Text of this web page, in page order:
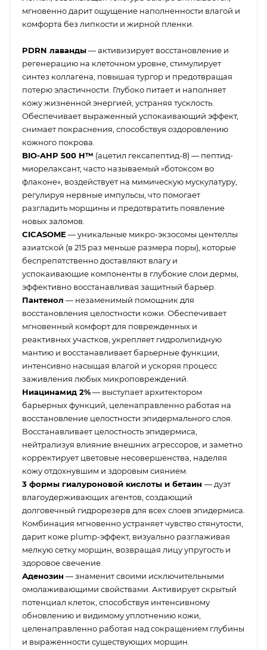
мгновенно дарит ощущение наполненности влагой и
комфорта без липкости и жирной пленки.
PDRN лаванды— активизирует восстановление и
регенерацию на клеточном уровне, стимулирует
синтез коллагена, повышая тургор и предотвращая
потерю эластичности. Глубоко питает и наполняет
кожу жизненной энергией, устраняя тусклость.
Обеспечивает выраженный успокаивающий эффект,
снимает покраснения, способствуя оздоровлению
кожного покрова.
BIO-AHP 500 H™ (ацетил гексапептид-8) — пептид-
миорелаксант, часто называемый «ботоксом во
флаконе», воздействует на мимическую мускулатуру,
регулируя нервные импульсы, что помогает
разгладить морщины и предотвратить появление
новых заломов.
CICASOME — уникальные микро-экзосомы центеллы
азиатской (в 215 раз меньше размера поры), которые
беспрепятственно доставляют влагу и
успокаивающие компоненты в глубокие слои дермы,
эффективно восстанавливая защитный барьер.
Пантенол — незаменимый помощник для
восстановления целостности кожи. Обеспечивает
мгновенный комфорт для поврежденных и
реактивных участков, укрепляет гидролипидную
мантию и восстанавливает барьерные функции,
интенсивно насыщая влагой и ускоряя процесс
заживления любых микроповреждений.
Ниацинамид 2%— выступает архитектором
барьерных функций, целенаправленно работая на
восстановление целостности эпидермального слоя.
Восстанавливает целостность эпидермиса,
нейтрализуя влияние внешних агрессоров, и заметно
корректирует цветовые несовершенства, наделяя
кожу отдохнувшим и здоровым сиянием.
3 формы гиалуроновой кислоты и бетаин — дуэт
влагоудерживающих агентов, создающий
долговечный гидрорезерв для всех слоев эпидермиса.
Комбинация мгновенно устраняет чувство стянутости,
дарит коже plump-эффект, визуально разглаживая
мелкую сетку морщин, возвращая лицу упругость и
здоровое свечение.
Аденозин — знаменит своими исключительными
омолаживающими свойствами. Активирует скрытый
потенциал клеток, способствуя интенсивному
обновлению и видимому уплотнению кожи,
целенаправленно работая над сокращением глубины
и выраженности существующих морщин.